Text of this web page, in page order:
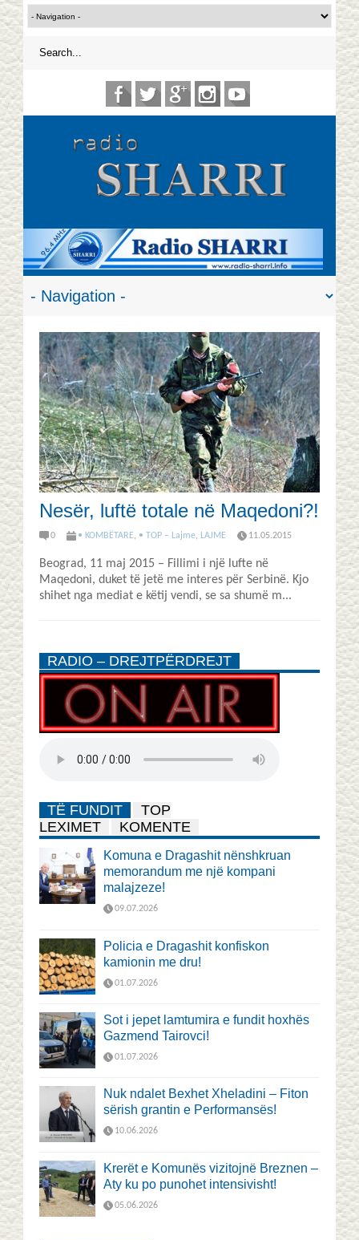
Nesër, luftë totale në Maqedoni?!
0 • KOMBËTARE, • TOP – Lajme, LAJME 11.05.2015
Beograd, 11 maj 2015 – Fillimi i një lufte në
Maqedoni, duket të jetë me interes për Serbinë. Kjo
shihet nga mediat e këtij vendi, se sa shumë m...
RADIO – DREJTPËRDREJT
TË FUNDIT
TOP
LEXIMET
KOMENTE
Komuna e Dragashit nënshkruan
memorandum me një kompani
malajzeze!
09.07.2026
Policia e Dragashit konfiskon
kamionin me dru!
01.07.2026
Sot i jepet lamtumira e fundit hoxhës
Gazmend Tairovci!
01.07.2026
Nuk ndalet Bexhet Xheladini – Fiton
sërish grantin e Performansës!
10.06.2026
Krerët e Komunës vizitojnë Breznen –
Aty ku po punohet intensivisht!
05.06.2026